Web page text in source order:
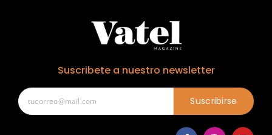
Suscribete a nuestro newsletter
Suscribirse